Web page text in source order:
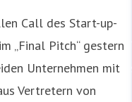
Call des Start-up-
„Final Pitch“ gestern
Unternehmen mit
Vertretern von